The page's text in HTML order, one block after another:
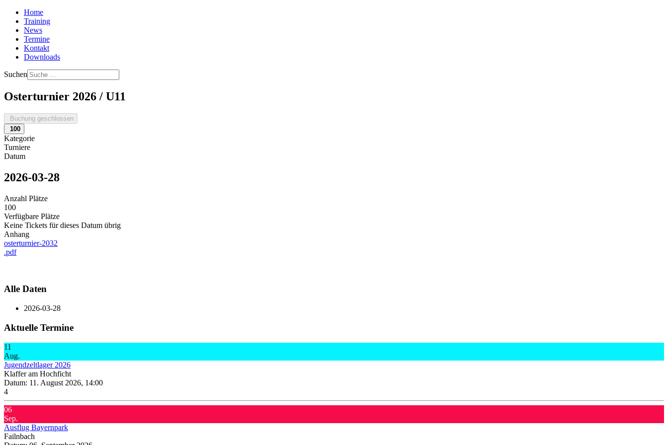
Home
Training
News
Termine
Kontakt
Downloads
Suchen
Osterturnier 2026 / U11
Buchung geschlossen
100
Kategorie
Turniere
Datum
2026-03-28
Anzahl Plätze
100
Verfügbare Plätze
Keine Tickets für dieses Datum übrig
Anhang
osterturnier-2032
.pdf
Alle Daten
2026-03-28
Aktuelle Termine
11
Aug.
Jugendzeltlager 2026
Klaffer am Hochficht
Datum: 11. August 2026, 14:00
4
06
Sep.
Ausflug Bayernpark
Failnbach